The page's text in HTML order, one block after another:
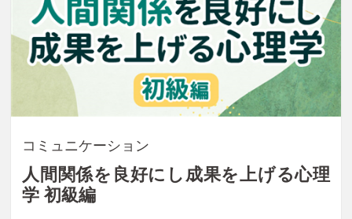
コミュニケーション
人間関係を良好にし成果を上げる心理
学 初級編